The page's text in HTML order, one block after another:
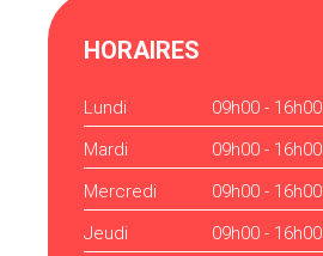
HORAIRES
Lundi
09h00 - 16h00
Mardi
09h00 - 16h00
Mercredi
09h00 - 16h00
Jeudi
09h00 - 16h00